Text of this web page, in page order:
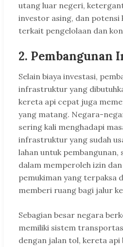
utang luar negeri,
investor asing, dan potensi
terkait pengelolaan dan
2.
Selain biaya investasi,
infrastruktur yang
kereta api cepat juga
yang matang. Negara-
sering kali menghadapi
infrastruktur yang sudah
lahan untuk pembangunan,
dalam memperoleh izin
pemukiman yang terpaksa
memberi ruang bagi jalur
Sebagian besar negara
memiliki sistem
dengan jalan tol, kereta api